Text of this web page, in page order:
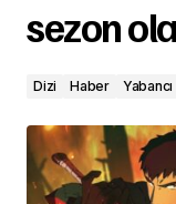
sezon
Dizi Haber Yabancı